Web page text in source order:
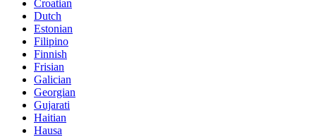
Croatian
Dutch
Estonian
Filipino
Finnish
Frisian
Galician
Georgian
Gujarati
Haitian
Hausa